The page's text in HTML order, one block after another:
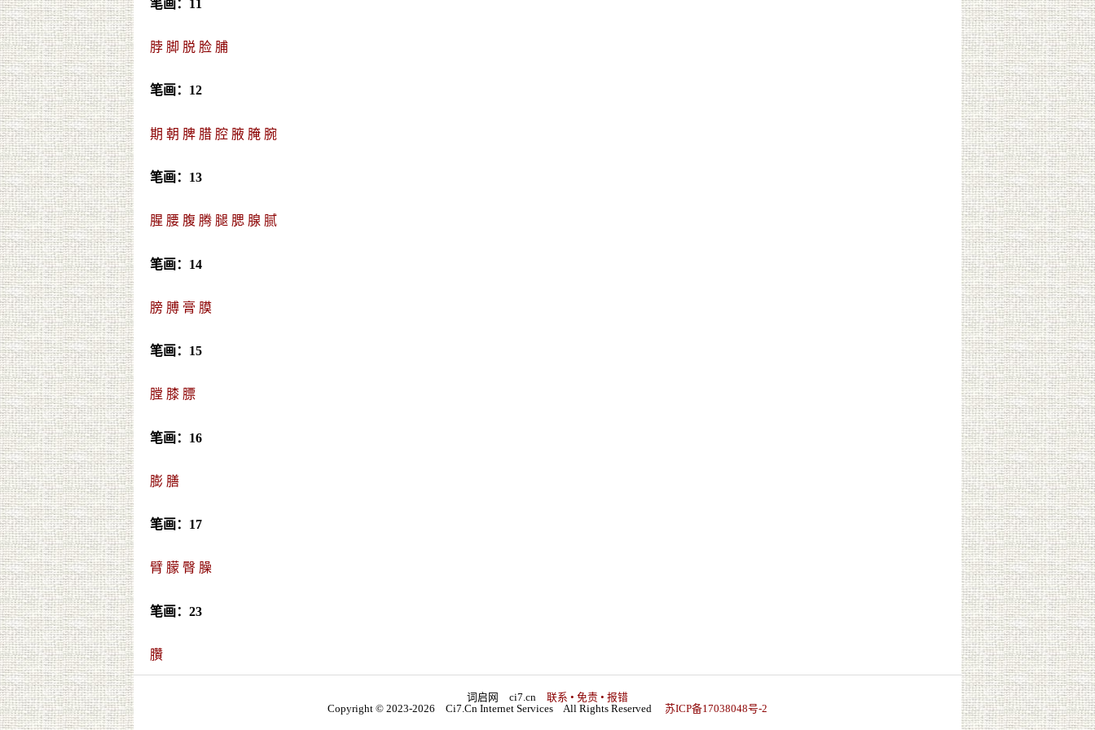
笔画：11
脖 脚 脱 脸 脯
笔画：12
期 朝 脾 腊 腔 腋 腌 腕
笔画：13
腥 腰 腹 腾 腿 腮 腺 腻
笔画：14
膀 膊 膏 膜
笔画：15
膛 膝 膘
笔画：16
膨 膳
笔画：17
臂 朦 臀 臊
笔画：23
臢
词启网 ci7.cn 联系 • 免责 • 报错
Copyright © 2023-2026 Ci7.Cn Internet Services All Rights Reserved 苏ICP备17038048号-2